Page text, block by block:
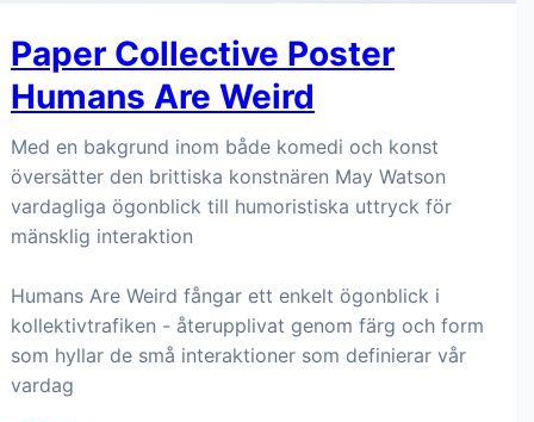
Paper Collective Poster
Humans Are Weird
Med en bakgrund inom både komedi och konst
översätter den brittiska konstnären May Watson
vardagliga ögonblick till humoristiska uttryck för
mänsklig interaktion
Humans Are Weird fångar ett enkelt ögonblick i
kollektivtrafiken - återupplivat genom färg och form
som hyllar de små interaktioner som definierar vår
vardag